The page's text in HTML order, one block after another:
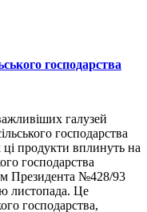
господарства
галузей
господарства
продукти вплинуть на
господарства
Президента №428/93
листопада. Це
господарства,